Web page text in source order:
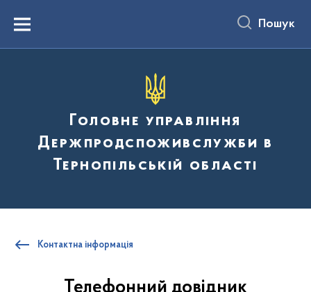
вмістуMenu Пошук
Головне управління
Держпродспоживслужби в
Тернопільській області
Контактна інформація
Телефонний довідник